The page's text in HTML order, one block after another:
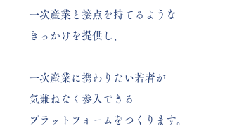
一次産業と接点を持てるような
きっかけを提供し、
一次産業に携わりたい若者が
気兼ねなく参入できる
プラットフォームをつくります。